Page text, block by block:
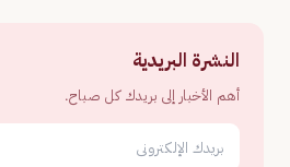
النشرة البريدية
أهم الأخبار إلى بريدك كل صباح.